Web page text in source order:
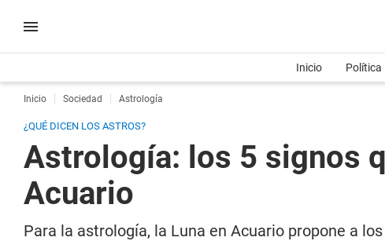
Inicio Política
Inicio Sociedad Astrología
¿QUÉ DICEN LOS ASTROS?
Astrología: los 5 signos
Acuario
Para la astrología, la Luna en Acuario propone a